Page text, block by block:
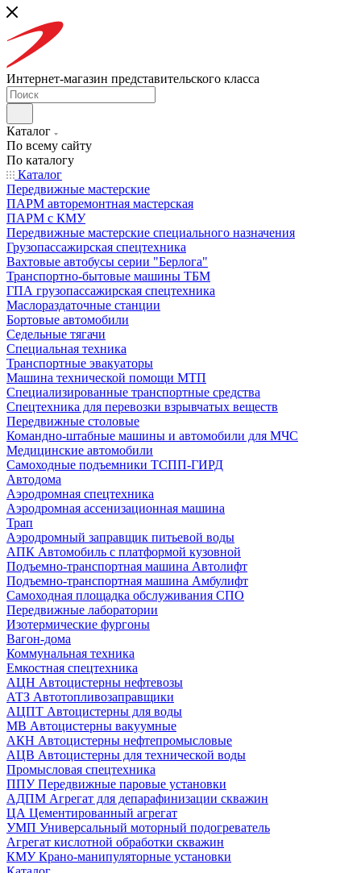
Интернет-магазин представительского класса
Каталог
По всему сайту
По каталогу
Каталог
Передвижные мастерские
ПАРМ авторемонтная мастерская
ПАРМ с КМУ
Передвижные мастерские специального назначения
Грузопассажирская спецтехника
Вахтовые автобусы серии "Берлога"
Транспортно-бытовые машины ТБМ
ГПА грузопассажирская спецтехника
Маслораздаточные станции
Бортовые автомобили
Седельные тягачи
Специальная техника
Транспортные эвакуаторы
Машина технической помощи МТП
Специализированные транспортные средства
Спецтехника для перевозки взрывчатых веществ
Передвижные столовые
Командно-штабные машины и автомобили для МЧС
Медицинские автомобили
Самоходные подъемники ТСПП-ГИРД
Автодома
Аэродромная спецтехника
Аэродромная ассенизационная машина
Трап
Аэродромный заправщик питьевой воды
АПК Автомобиль с платформой кузовной
Подъемно-транспортная машина Автолифт
Подъемно-транспортная машина Амбулифт
Самоходная площадка обслуживания СПО
Передвижные лаборатории
Изотермические фургоны
Вагон-дома
Коммунальная техника
Емкостная спецтехника
АЦН Автоцистерны нефтевозы
АТЗ Автотопливозаправщики
АЦПТ Автоцистерны для воды
МВ Автоцистерны вакуумные
АКН Автоцистерны нефтепромысловые
АЦВ Автоцистерны для технической воды
Промысловая спецтехника
ППУ Передвижные паровые установки
АДПМ Агрегат для депарафинизации скважин
ЦА Цементированный агрегат
УМП Универсальный моторный подогреватель
Агрегат кислотной обработки скважин
КМУ Крано-манипуляторные установки